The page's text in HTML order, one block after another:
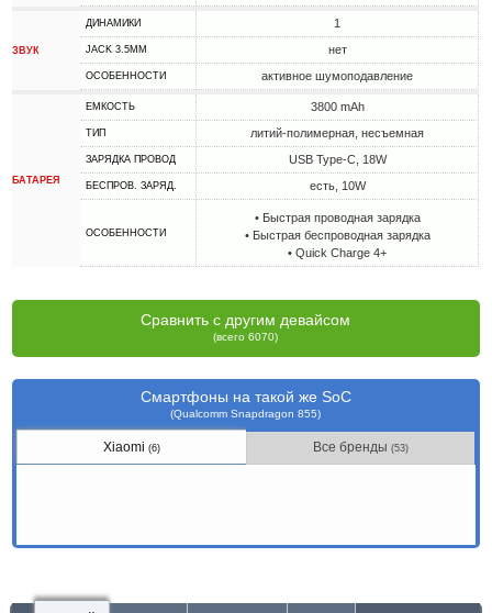
ЗВУК
ДИНАМИКИ 1
JACK 3.5MM нет
ОСОБЕННОСТИ активное шумоподавление
БАТАРЕЯ
ЕМКОСТЬ 3800 mAh
ТИП литий-полимерная, несъемная
ЗАРЯДКА ПРОВОД USB Type-C, 18W
БЕСПРОВ. ЗАРЯД. есть, 10W
ОСОБЕННОСТИ
• Быстрая проводная зарядка
• Быстрая беспроводная зарядка
• Quick Charge 4+
Сравнить с другим девайсом
(всего 6070)
Смартфоны на такой же SoC
(Qualcomm Snapdragon 855)
Xiaomi(6) Все бренды(53)